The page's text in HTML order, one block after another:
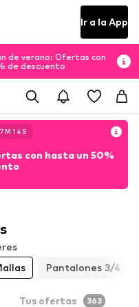
Ir a la App
de verano: Ofertas con
de descuento
M 12 S
con hasta un 50%
Pantalones 3/4
Tus ofertas 363